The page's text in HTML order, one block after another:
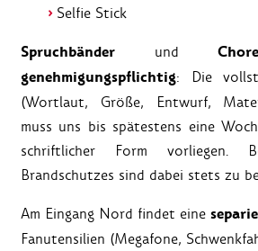
Selfie Stick
Spruchbänder und
genehmigungspflichtig: Die
(Wortlaut, Größe, Entwurf,
muss uns bis spätestens eine
schriftlicher Form vorliegen.
Brandschutzes sind dabei stets zu
Am Eingang Nord findet eine
Fanutensilien (Megafone,